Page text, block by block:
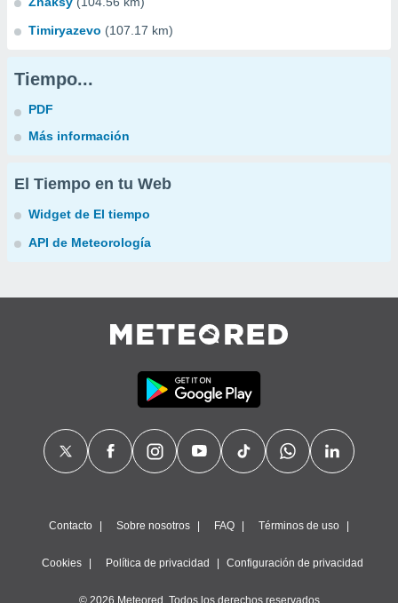
Timiryazevo (107.17 km)
Tiempo...
PDF
Más información
El Tiempo en tu Web
Widget de El tiempo
API de Meteorología
Contacto Sobre nosotros FAQ Términos de uso
Cookies Política de privacidad Configuración de privacidad
© 2026 Meteored. Todos los derechos reservados